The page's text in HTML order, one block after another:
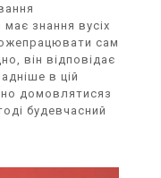
знання вусіх
сам
він відповідає
в цій
домовлятисяз
будевчасний